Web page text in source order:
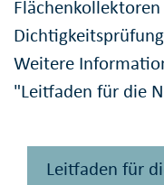
Weitere
"Leitfaden für die
Leitfaden für